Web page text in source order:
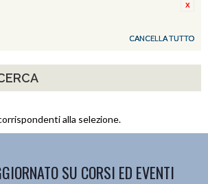
CANCELLA TUTTO
alla selezione.
SU CORSI ED EVENTI